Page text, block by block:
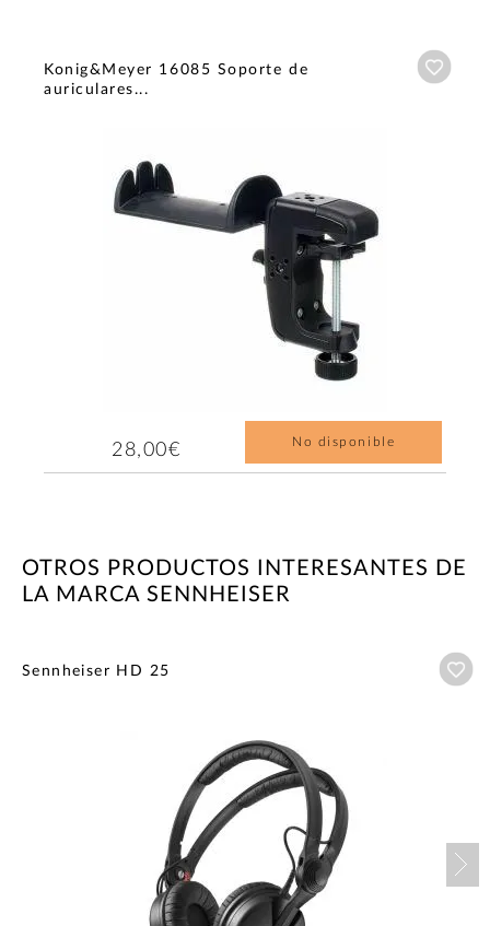
Konig&Meyer 16085 Soporte de
auriculares...
28,00€ No disponible
OTROS PRODUCTOS INTERESANTES DE
LA MARCA SENNHEISER
Sennheiser HD 25